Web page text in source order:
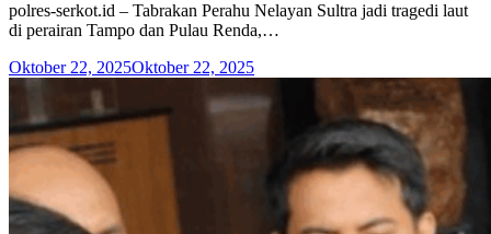
polres-serkot.id – Tabrakan Perahu Nelayan Sultra jadi tragedi laut
di perairan Tampo dan Pulau Renda,…
Oktober 22, 2025Oktober 22, 2025